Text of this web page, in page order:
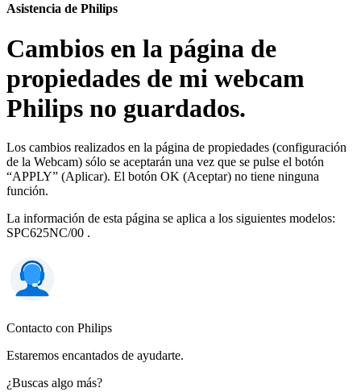
Asistencia de Philips
Cambios en la página de
propiedades de mi webcam
Philips no guardados.
Los cambios realizados en la página de propiedades (configuración
de la Webcam) sólo se aceptarán una vez que se pulse el botón
“APPLY” (Aplicar). El botón OK (Aceptar) no tiene ninguna
función.
La información de esta página se aplica a los siguientes modelos:
SPC625NC/00 .
Contacto con Philips
Estaremos encantados de ayudarte.
¿Buscas algo más?